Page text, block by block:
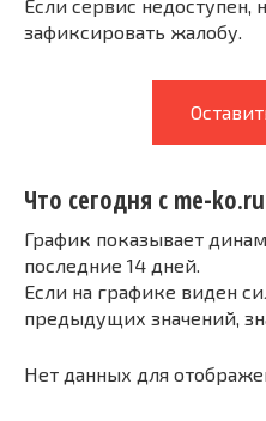
Если сервис недоступен,
зафиксировать жалобу.
Что сегодня с me-ko.ru
График показывает
последние 14 дней.
Если на графике виден
предыдущих значений,
Нет данных для